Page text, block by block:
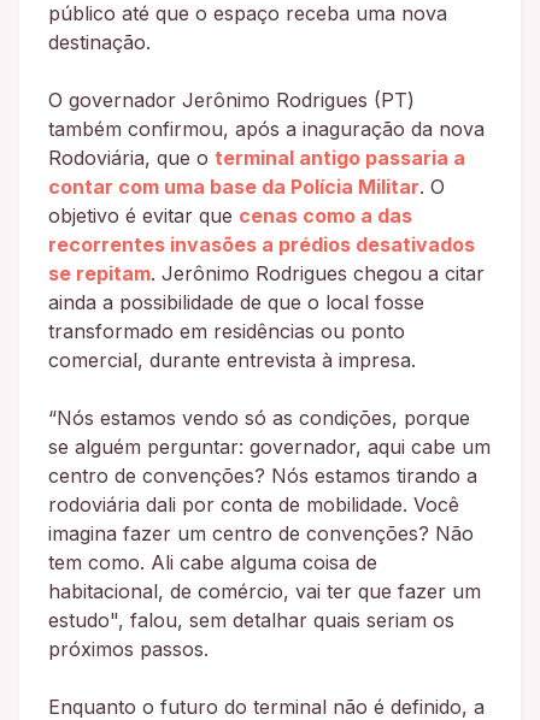
público até que o espaço receba uma nova
destinação.
O governador Jerônimo Rodrigues (PT)
também confirmou, após a inaguração da nova
Rodoviária, que o terminal antigo passaria a
contar com uma base da Polícia Militar. O
objetivo é evitar que cenas como a das
recorrentes invasões a prédios desativados
se repitam. Jerônimo Rodrigues chegou a citar
ainda a possibilidade de que o local fosse
transformado em residências ou ponto
comercial, durante entrevista à impresa.
“Nós estamos vendo só as condições, porque
se alguém perguntar: governador, aqui cabe um
centro de convenções? Nós estamos tirando a
rodoviária dali por conta de mobilidade. Você
imagina fazer um centro de convenções? Não
tem como. Ali cabe alguma coisa de
habitacional, de comércio, vai ter que fazer um
estudo", falou, sem detalhar quais seriam os
próximos passos.
Enquanto o futuro do terminal não é definido, a